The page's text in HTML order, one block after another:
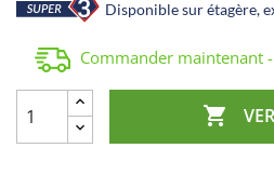
Disponible sur étagère,
Commander maintenant
